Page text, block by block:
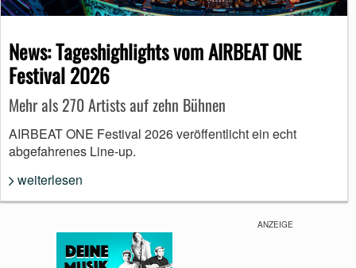
News: Tageshighlights vom AIRBEAT ONE
Festival 2026
Mehr als 270 Artists auf zehn Bühnen
AIRBEAT ONE Festival 2026 veröffentlicht ein echt
abgefahrenes Line-up.
weiterlesen